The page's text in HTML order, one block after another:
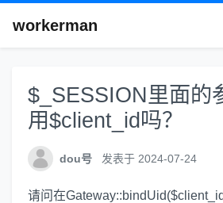
workerman
$_SESSION里面的
用$client_id吗？
dou号 发表于 2024-07-24
请问在